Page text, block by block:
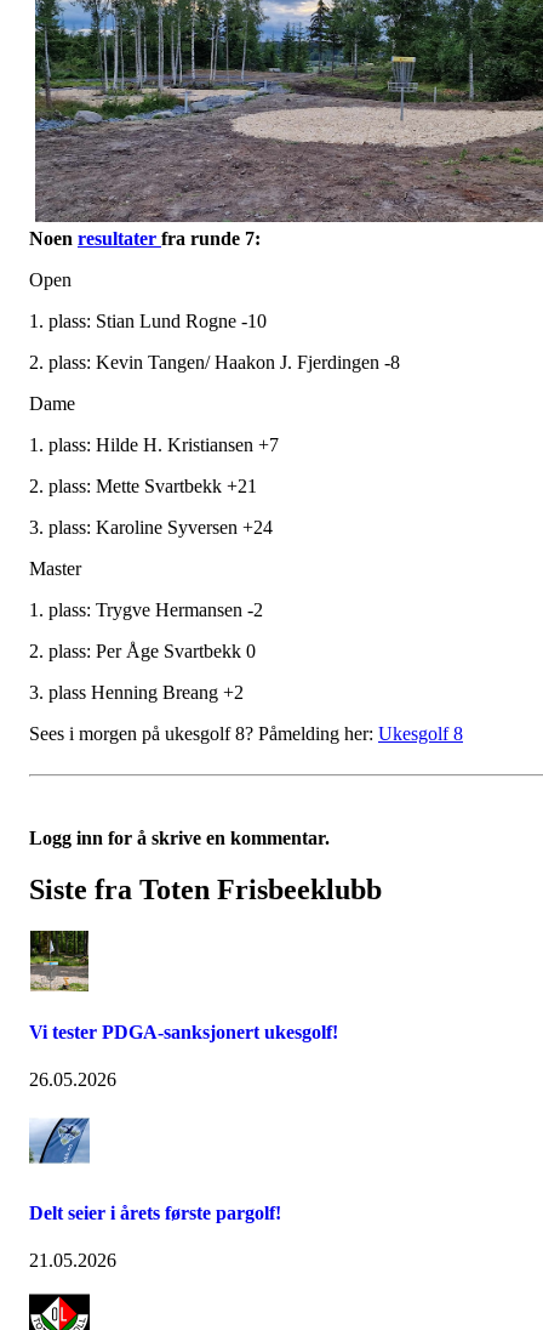
Noen resultater fra runde 7:
Open
1. plass: Stian Lund Rogne -10
2. plass: Kevin Tangen/ Haakon J. Fjerdingen -8
Dame
1. plass: Hilde H. Kristiansen +7
2. plass: Mette Svartbekk +21
3. plass: Karoline Syversen +24
Master
1. plass: Trygve Hermansen -2
2. plass: Per Åge Svartbekk 0
3. plass Henning Breang +2
Sees i morgen på ukesgolf 8? Påmelding her: Ukesgolf 8
Logg inn for å skrive en kommentar.
Siste fra Toten Frisbeeklubb
Vi tester PDGA-sanksjonert ukesgolf!
26.05.2026
Delt seier i årets første pargolf!
21.05.2026